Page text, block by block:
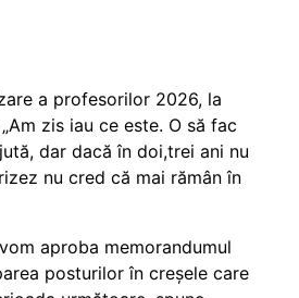
a profesorilor 2026, la
zis iau ce este. O să fac
dar dacă în doi,trei ani nu
nu cred că mai rămân în
aproba memorandumul
posturilor în creșele care